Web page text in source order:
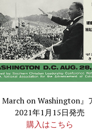
March on Washington』
2021年1月15日発売
購入はこちら